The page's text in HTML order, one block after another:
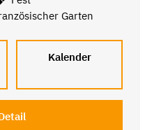
Garten
Kalender